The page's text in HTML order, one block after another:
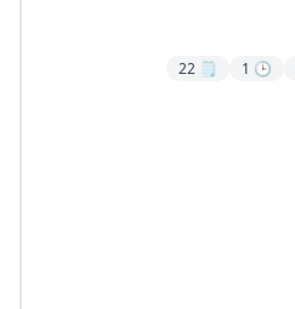
🕒 1
🗒️ 22